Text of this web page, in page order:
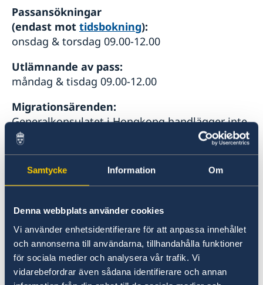
Samtycke Information Om
Denna webbplats använder cookies
Vi använder enhetsidentifierare för att anpassa innehållet
och annonserna till användarna, tillhandahålla funktioner
för sociala medier och analysera vår trafik. Vi
vidarebefordrar även sådana identifierare och annan
Passansökningar
(endast mot tidsbokning):
onsdag & torsdag 09.00-12.00
Utlämnande av pass:
måndag & tisdag 09.00-12.00
Migrationsärenden:
Generalkonsulatet i Hongkong handlägger inte
migrationsärenden. Vänligen kontakta
Migrationsverketellerambassaden i Pekingalt.
generalkonsulatet i Shanghai
för svar på dina
Helgdagar 2026
1 januari
Nyårsdagen
17 februari